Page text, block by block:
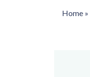
Home»